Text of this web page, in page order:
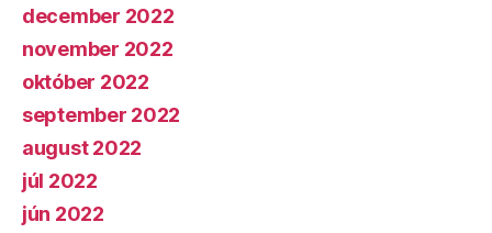
december 2022
november 2022
október 2022
september 2022
august 2022
júl 2022
jún 2022